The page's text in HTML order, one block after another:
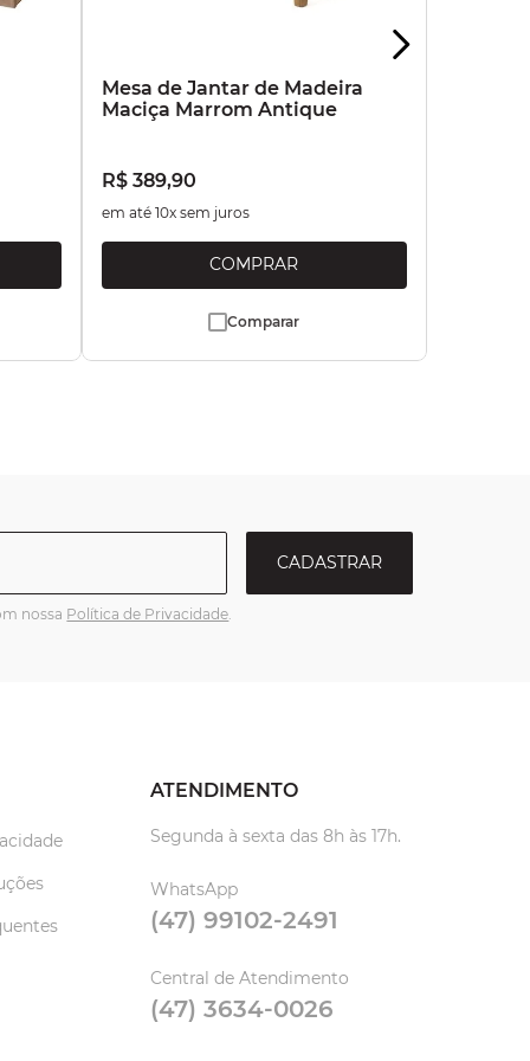
Mesa de Jantar de Madeira
Maciça Marrom Antique
R$ 389,90
em até 10x sem juros
Comparar
CADASTRAR
nossa Política de Privacidade.
ATENDIMENTO
Segunda à sexta das 8h às 17h.
WhatsApp
(47) 99102-2491
Central de Atendimento
(47) 3634-0026